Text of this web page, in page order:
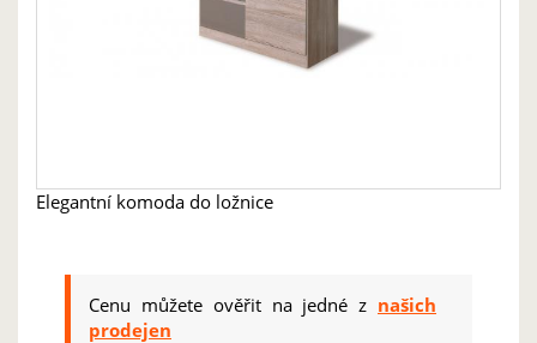
Elegantní komoda do ložnice
Cenu můžete ověřit na jedné z našich
prodejen